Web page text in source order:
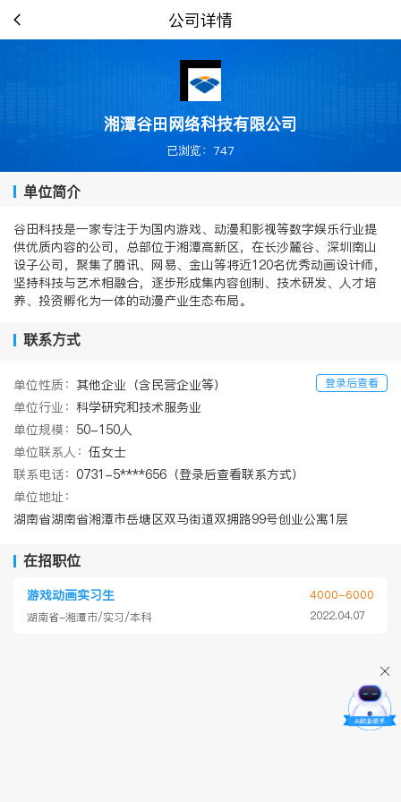
公司详情
湘潭谷田网络科技有限公司
已浏览：747
单位简介
谷田科技是一家专注于为国内游戏、动漫和影视等数字娱乐行业提
供优质内容的公司，总部位于湘潭高新区，在长沙麓谷、深圳南山
设子公司，聚集了腾讯、网易、金山等将近120名优秀动画设计师，
坚持科技与艺术相融合，逐步形成集内容创制、技术研发、人才培
养、投资孵化为一体的动漫产业生态布局。
联系方式
登录后查看
单位性质： 其他企业（含民营企业等）
单位行业： 科学研究和技术服务业
单位规模： 50-150人
单位联系人： 伍女士
联系电话： 0731-5****656（登录后查看联系方式）
单位地址：
湖南省湖南省湘潭市岳塘区双马街道双拥路99号创业公寓1层
在招职位
游戏动画实习生
湖南省-湘潭市/实习/本科
4000-6000
2022.04.07